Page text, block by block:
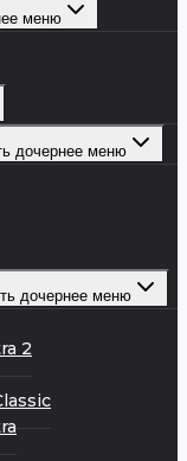
меню
дочернее меню
дочернее меню
2